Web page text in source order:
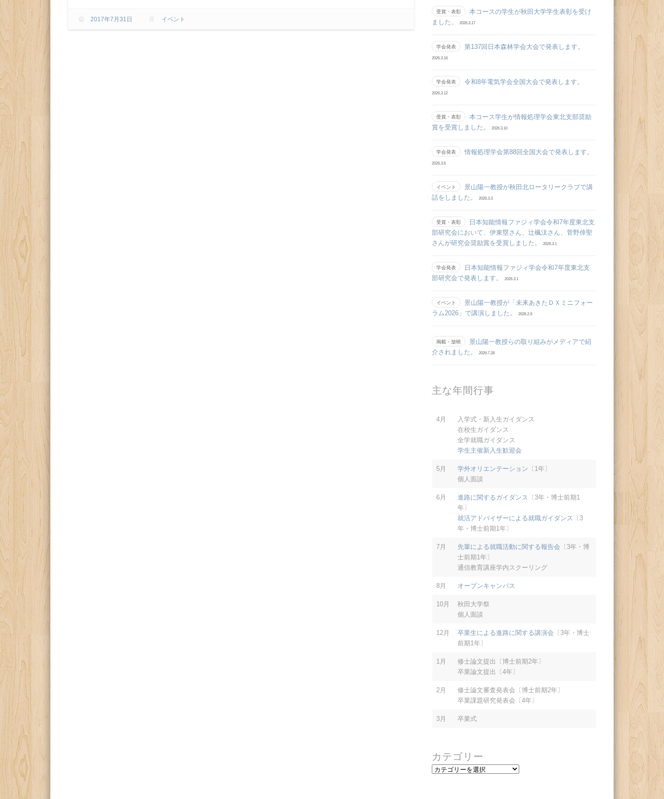
2017年7月31日 イベント
受賞・表彰
本コースの学生が秋田大学学生表彰を受け
ました。
2026.3.17
学会発表 第137回日本森林学会大会で発表します。
2026.3.16
学会発表 令和8年電気学会全国大会で発表します。
2026.3.12
受賞・表彰
本コース学生が情報処理学会東北支部奨励
賞を受賞しました。
2026.3.10
学会発表 情報処理学会第88回全国大会で発表します。
2026.3.6
イベント
景山陽一教授が秋田北ロータリークラブで講
話をしました。
2026.3.3
受賞・表彰
日本知能情報ファジィ学会令和7年度東北支
部研究会において、伊東塁さん、辻󠄀楓汰さん、菅野倖聖
さんが研究会奨励賞を受賞しました。
2026.3.1
学会発表
日本知能情報ファジィ学会令和7年度東北支
部研究会で発表します。
2026.3.1
イベント
景山陽一教授が「未来あきたＤＸミニフォー
ラム2026」で講演しました。
2026.2.9
掲載・放映
景山陽一教授らの取り組みがメディアで紹
介されました。
2026.7.28
主な年間行事
4月
入学式・新入生ガイダンス
在校生ガイダンス
全学就職ガイダンス
学生主催新入生歓迎会
5月 学外オリエンテーション 〔1年〕
個人面談
6月 進路に関するガイダンス
〔3年・博士前期1
年〕
就活アドバイザーによる就職ガイダンス
〔3
年・博士前期1年〕
7月 先輩による就職活動に関する報告会 〔3年・博
士前期1年〕
通信教育講座学内スクーリング
8月 オープンキャンパス
10月
秋田大学祭
個人面談
12月 卒業生による進路に関する講演会 〔3年・博士
前期1年〕
1月
修士論文提出〔博士前期2年〕
卒業論文提出〔4年〕
2月
修士論文審査発表会〔博士前期2年〕
卒業課題研究発表会〔4年〕
3月 卒業式
カテゴリー
カ